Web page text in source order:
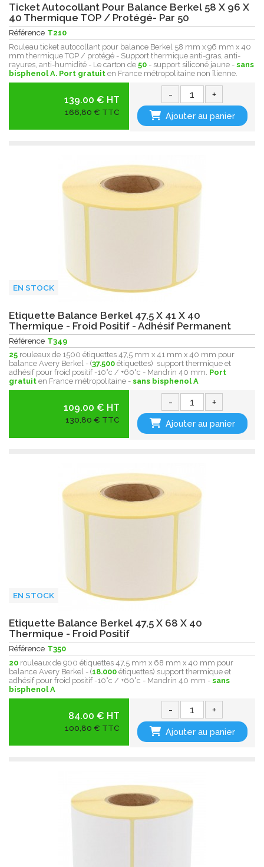
Ticket Autocollant Pour Balance Berkel 58 X 96 X
40 Thermique TOP / Protégé- Par 50
Référence T210
Rouleau ticket autocollant pour balance Berkel 58 mm x 96 mm x 40
mm thermique TOP / protégé - Support thermique anti-gras, anti-
rayures, anti-humidité - Le carton de 50 - support siliconé jaune - sans
bisphenol A. Port gratuit en France métropolitaine non îlienne.
139.00 € HT
166,80 € TTC
- +
Ajouter au panier
EN STOCK
Etiquette Balance Berkel 47,5 X 41 X 40
Thermique - Froid Positif - Adhésif Permanent
Référence T349
25 rouleaux de 1500 étiquettes 47,5 mm x 41 mm x 40 mm pour
balance Avery Berkel - (37.500 étiquettes) support thermique et
adhésif pour froid positif -10°c / +60°c - Mandrin 40 mm. Port
gratuit en France métropolitaine - sans bisphenol A
109.00 € HT
130,80 € TTC
- +
Ajouter au panier
EN STOCK
Etiquette Balance Berkel 47,5 X 68 X 40
Thermique - Froid Positif
Référence T350
20 rouleaux de 900 étiquettes 47,5 mm x 68 mm x 40 mm pour
balance Avery Berkel - (18.000 étiquettes) support thermique et
adhésif pour froid positif -10°c / +60°c - Mandrin 40 mm - sans
bisphenol A
84.00 € HT
100,80 € TTC
- +
Ajouter au panier